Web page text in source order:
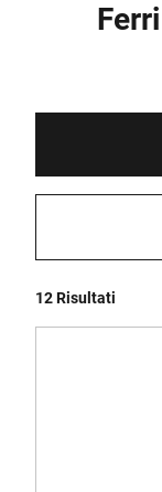
12 Risultati